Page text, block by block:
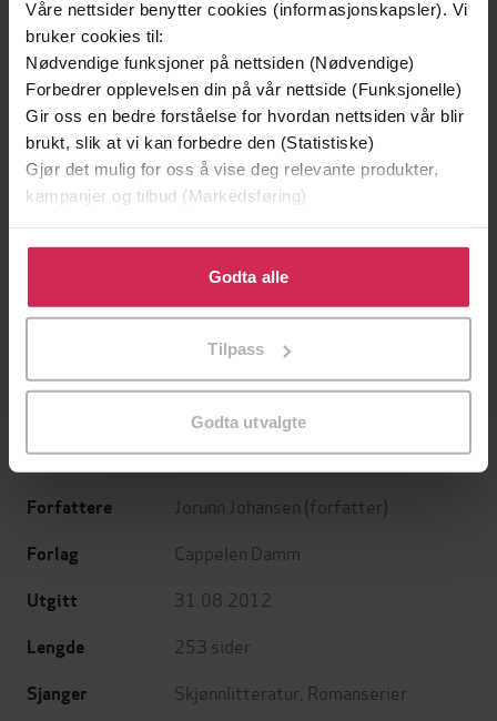
Våre nettsider benytter cookies (informasjonskapsler). Vi
bruker cookies til:
Nødvendige funksjoner på nettsiden (Nødvendige)
Forbedrer opplevelsen din på vår nettside (Funksjonelle)
Gir oss en bedre forståelse for hvordan nettsiden vår blir
brukt, slik at vi kan forbedre den (Statistiske)
Gjør det mulig for oss å vise deg relevante produkter,
kampanjer og tilbud (Markedsføring)
Klikk på «Godta alle» for å gi oss ditt samtykke til å
bruke cookies for alle disse formålene. Du kan også
tilpasse ditt samtykke til spesifikke formål ved å klikke
Godta alle
Tilpass
Godta utvalgte
39,-
EBOK
49,-
EBOK
Forfattere Jorunn Johansen (forfatter)
Forlag Cappelen Damm
Utgitt 31.08.2012
Lengde 253 sider
Sjanger Skjønnlitteratur Romanserier